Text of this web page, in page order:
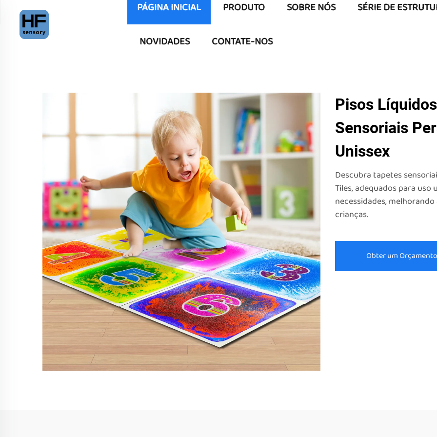
PÁGINA INICIAL PRODUTO SOBRE NÓS SÉRIE DE
NOVIDADES CONTATE-NOS
Pisos
Sensoriais
Unissex
Descubra tapetes
Tiles, adequados para uso
necessidades,
crianças.
Obter um Orçamento